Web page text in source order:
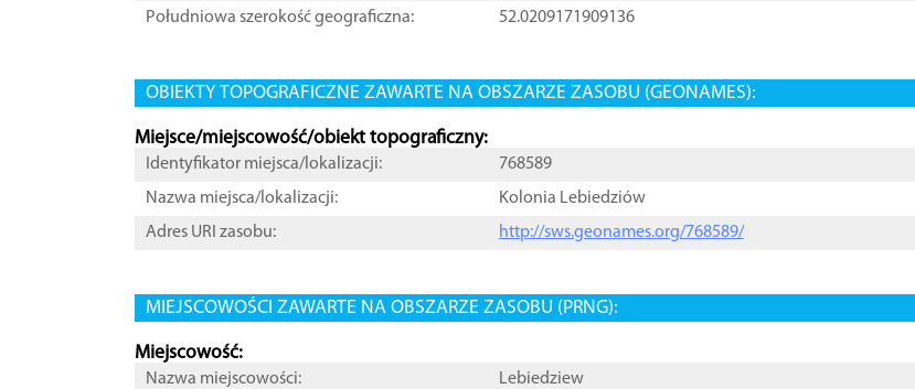
Południowa szerokość geograficzna:
52.0209171909136
OBIEKTY TOPOGRAFICZNE ZAWARTE NA OBSZARZE ZASOBU (GEONAMES):
Miejsce/miejscowość/obiekt topograficzny:
Identyfikator miejsca/lokalizacji:
768589
Nazwa miejsca/lokalizacji:
Kolonia Lebiedziów
Adres URI zasobu:
http://sws.geonames.org/768589/
MIEJSCOWOŚCI ZAWARTE NA OBSZARZE ZASOBU (PRNG):
Miejscowość:
Nazwa miejscowości:
Lebiedziew